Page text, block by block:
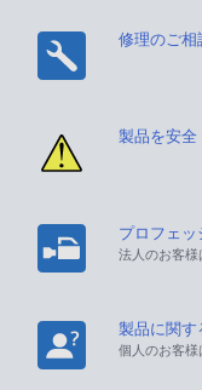
修理のご相
製品を安全
プロフェ
法人のお客様
製品に関
個人のお客様